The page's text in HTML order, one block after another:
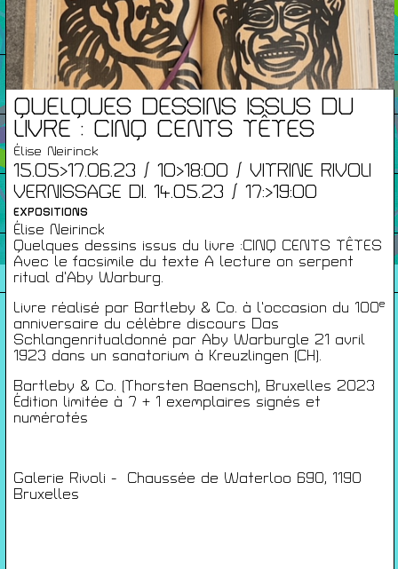
QUELQUES DESSINS ISSUS DU
LIVRE : CINQ CENTS TÊTES
Élise Neirinck
15.05>17.06.23 / 10>18:00 / VITRINE RIVOLI
VERNISSAGE DI. 14.05.23 / 17:>19:00
EXPOSITIONS
Élise Neirinck
Quelques dessins issus du livre :CINQ CENTS TÊTES
Avec le facsimile du texte A lecture on serpent
ritual d’Aby Warburg.
Livre réalisé par Bartleby & Co. à l’occasion du 100e
anniversaire du célèbre discours Das
Schlangenritualdonné par Aby Warburgle 21 avril
1923 dans un sanatorium à Kreuzlingen (CH).
Bartleby & Co. (Thorsten Baensch), Bruxelles 2023
Édition limitée à 7 + 1 exemplaires signés et
numérotés
Galerie Rivoli - Chaussée de Waterloo 690, 1190
Bruxelles
Podcasts
À Propos
Infos Pratiques
Cartes De Membre
Saisons Précédentes
À propos
Infos pratiques
Carte de membres
S'inscrire à la Newsletter
Politique de confidentialité
Conditions générales de ventes